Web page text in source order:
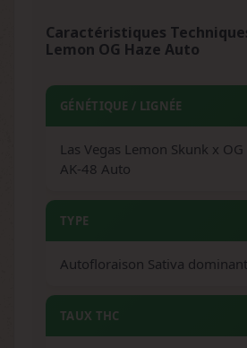
Caractéristiques
Lemon OG Haze Auto
GÉNÉTIQUE / LIGNÉE
Las Vegas Lemon Skunk x
AK-48 Auto
TYPE
Autofloraison Sativa
TAUX THC